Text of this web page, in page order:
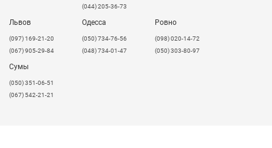
(044) 205-36-73
Львов
​(097) 169-21-20
(067) 905-29-84
Одесса
(050) 734-76-56
(048) 734-01-47
Ровно
(098) 020-14-72
(050) 303-80-97
Сумы
(050) 351-06-51
(067) 542-21-21